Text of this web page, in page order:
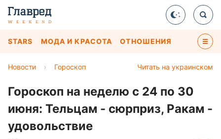
STARS МОДА И КРАСОТА ОТНОШЕНИЯ
Читать на украинском
Новости › Гороскоп
Гороскоп на неделю с 24 по 30
июня: Тельцам - сюрприз, Ракам -
удовольствие